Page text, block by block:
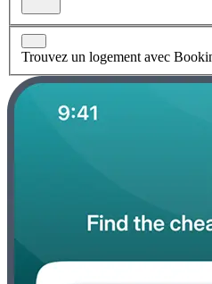
Trouvez un logement avec